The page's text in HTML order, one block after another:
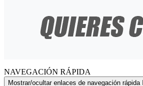
NAVEGACIÓN RÁPIDA
Mostrar/ocultar enlaces de navegación rápida